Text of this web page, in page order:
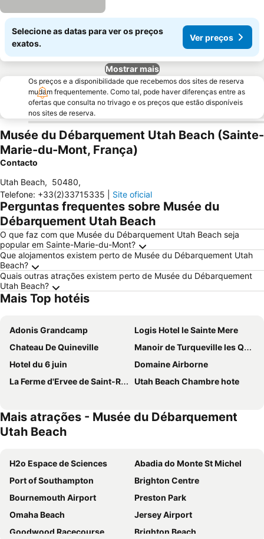
Selecione as datas para ver os preços
exatos.
Ver preços
Mostrar mais
Os preços e a disponibilidade que recebemos dos sites de reserva
mudam frequentemente. Como tal, pode haver diferenças entre as
ofertas que consulta no trivago e os preços que estão disponíveis
nos sites de reserva.
Musée du Débarquement Utah Beach (Sainte-
Marie-du-Mont, França)
Contacto
Utah Beach, 50480,
Telefone: +33(2)33715335 Site oficial
Perguntas frequentes sobre Musée du
Débarquement Utah Beach
O que faz com que Musée du Débarquement Utah Beach seja
popular em Sainte-Marie-du-Mont?
Que alojamentos existem perto de Musée du Débarquement Utah
Beach?
Quais outras atrações existem perto de Musée du Débarquement
Utah Beach?
Mais Top hotéis
Adonis Grandcamp
Logis Hotel le Sainte Mere
Chateau De Quineville
Manoir de Turqueville les Quatre Etoiles
Hotel du 6 juin
Domaine Airborne
La Ferme d'Ervee de Saint-Roch
Utah Beach Chambre hote
Mais atrações - Musée du Débarquement
Utah Beach
H2o Espace de Sciences
Abadia do Monte St Michel
Port of Southampton
Brighton Centre
Bournemouth Airport
Preston Park
Omaha Beach
Jersey Airport
Goodwood Racecourse
Brighton Beach